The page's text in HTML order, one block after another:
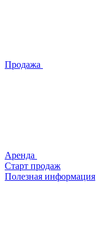
Продажа
Аренда
Старт продаж
Полезная информация